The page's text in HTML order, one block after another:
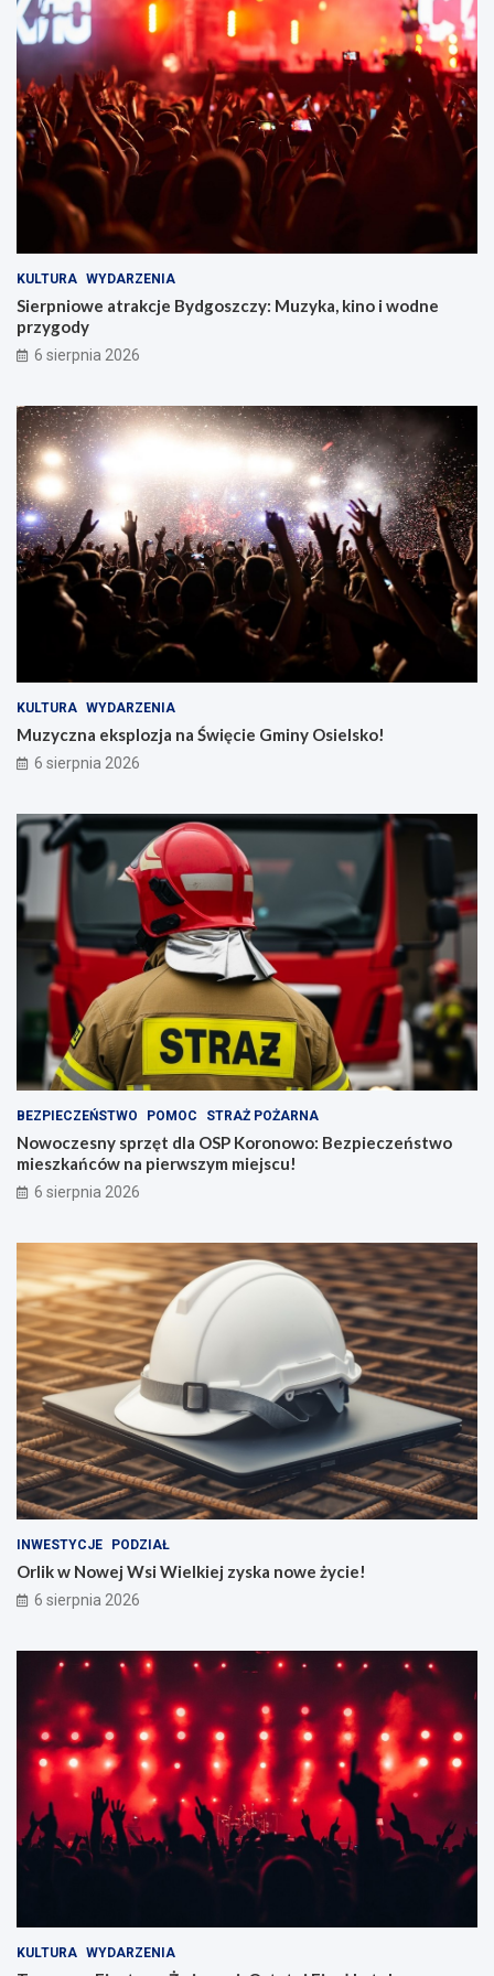
s
z
c
z
y
!
KULTURA WYDARZENIA
Sierpniowe atrakcje Bydgoszczy: Muzyka, kino i wodne
przygody
6 sierpnia 2026
KULTURA WYDARZENIA
Muzyczna eksplozja na Święcie Gminy Osielsko!
6 sierpnia 2026
BEZPIECZEŃSTWO POMOC STRAŻ POŻARNA
Nowoczesny sprzęt dla OSP Koronowo: Bezpieczeństwo
mieszkańców na pierwszym miejscu!
6 sierpnia 2026
INWESTYCJE PODZIAŁ
Orlik w Nowej Wsi Wielkiej zyska nowe życie!
6 sierpnia 2026
KULTURA WYDARZENIA